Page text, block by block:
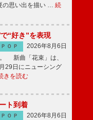
の思い出を描い … 続
“好き”を表現
ＰＯＰ
2026年8月6日
新曲「花束」は、
29日にニューシング
きを読む
ト到着
ＰＯＰ 2026年8月6日